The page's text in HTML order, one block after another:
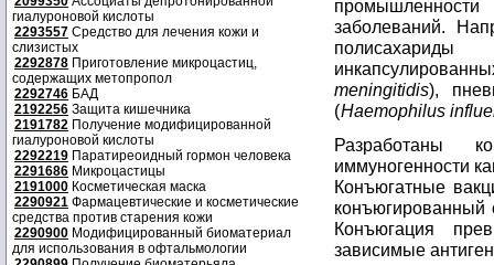
гиалуроновой кислоты
2293557 Средство для лечения кожи и
слизистых
2292878 Приготовление микроцастиц,
содержащих метопропол
2292746 БАД
2192256 Защита кишечника
2191782 Получение модифицированной
гиалуроновой кислоты
2292219 Паратиреоидный гормон человека
2291686 Микроцастицы
2191000 Косметическая маска
2290921 Фармацевтические и косметические
средства против старения кожи
2290900 Модифицированный биоматериал
для использования в офтальмологии
заболеваний.
meningitidis),
(Haemophilus
Разработаны
иммуногенности
Конъюгатные
конъюгированный
Конъюгация
зависимые